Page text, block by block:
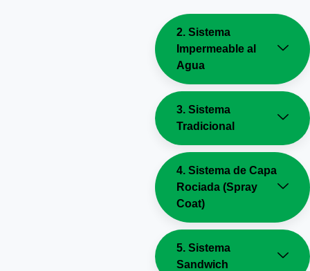
2. Sistema
Impermeable al
Agua
3. Sistema
Tradicional
4. Sistema de Capa
Rociada (Spray
Coat)
5. Sistema
Sandwich